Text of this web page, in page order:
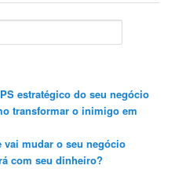
estratégico do seu negócio
transformar o inimigo em
mudar o seu negócio
com seu dinheiro?